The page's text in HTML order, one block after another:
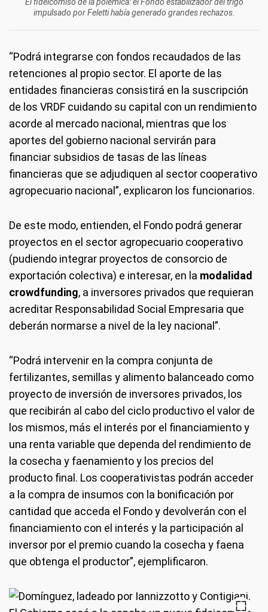
El fideicomiso de la polémica: el Fondo estabilizador del trigo
impulsado por Feletti había generado grandes rechazos.
“Podrá integrarse con fondos recaudados de las
retenciones al propio sector. El aporte de las
entidades financieras consistirá en la suscripción
de los VRDF cuidando su capital con un rendimiento
acorde al mercado nacional, mientras que los
aportes del gobierno nacional servirán para
financiar subsidios de tasas de las líneas
financieras que se adjudiquen al sector cooperativo
agropecuario nacional”, explicaron los funcionarios.
De este modo, entienden, el Fondo podrá generar
proyectos en el sector agropecuario cooperativo
(pudiendo integrar proyectos de consorcio de
exportación colectiva) e interesar, en la modalidad
crowdfunding, a inversores privados que requieran
acreditar Responsabilidad Social Empresaria que
deberán normarse a nivel de la ley nacional”.
“Podrá intervenir en la compra conjunta de
fertilizantes, semillas y alimento balanceado como
proyecto de inversión de inversores privados, los
que recibirán al cabo del ciclo productivo el valor de
los mismos, más el interés por el financiamiento y
una renta variable que dependa del rendimiento de
la cosecha y faenamiento y los precios del
producto final. Los cooperativistas podrán acceder
a la compra de insumos con la bonificación por
cantidad que acceda el Fondo y devolverán con el
financiamiento con el interés y la participación al
inversor por el premio cuando la cosecha y faena
que obtenga el productor”, ejemplificaron.